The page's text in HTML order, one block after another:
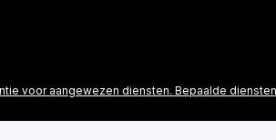
voor aangewezen diensten. Bepaalde